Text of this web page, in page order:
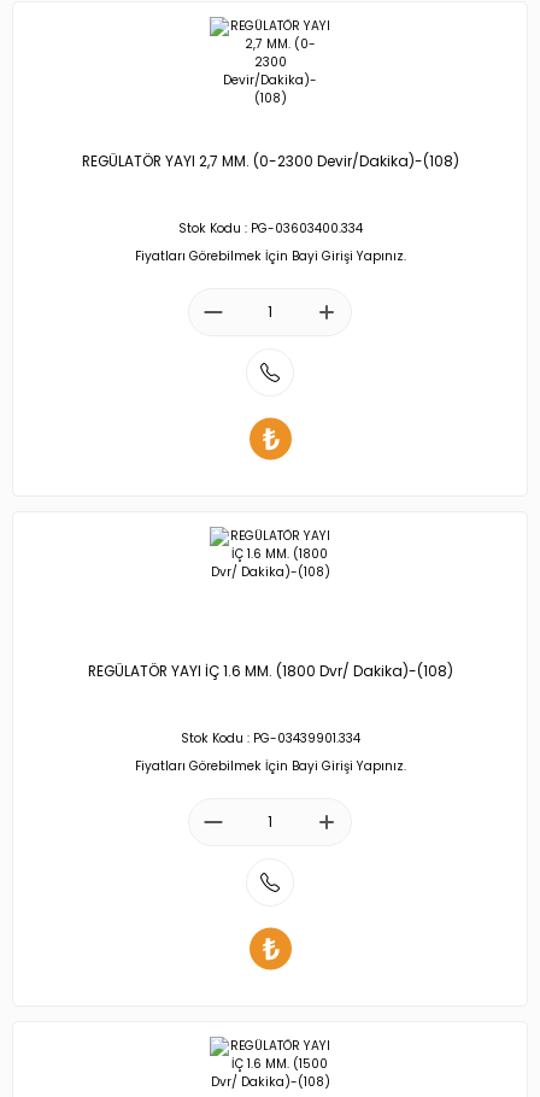
REGÜLATÖR YAYI 2,7 MM. (0-2300 Devir/Dakika)-(108)
Stok Kodu : PG-03603400.334
Fiyatları Görebilmek İçin Bayi Girişi Yapınız.
REGÜLATÖR YAYI İÇ 1.6 MM. (1800 Dvr/ Dakika)-(108)
Stok Kodu : PG-03439901.334
Fiyatları Görebilmek İçin Bayi Girişi Yapınız.